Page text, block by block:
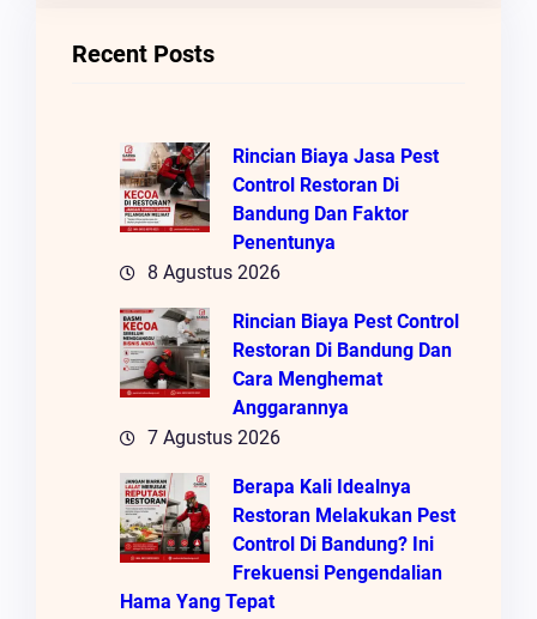
Recent Posts
Rincian Biaya Jasa Pest
Control Restoran Di
Bandung Dan Faktor
Penentunya
8 Agustus 2026
Rincian Biaya Pest Control
Restoran Di Bandung Dan
Cara Menghemat
Anggarannya
7 Agustus 2026
Berapa Kali Idealnya
Restoran Melakukan Pest
Control Di Bandung? Ini
Frekuensi Pengendalian
Hama Yang Tepat